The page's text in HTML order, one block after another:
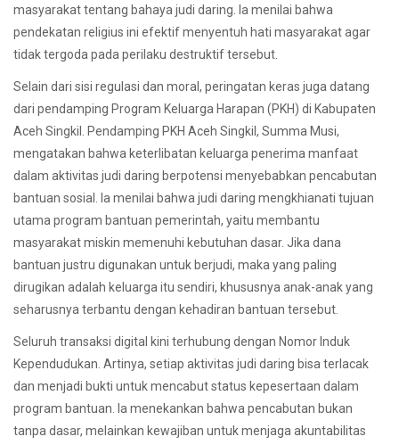
masyarakat tentang bahaya judi daring. Ia menilai bahwa
pendekatan religius ini efektif menyentuh hati masyarakat agar
tidak tergoda pada perilaku destruktif tersebut.
Selain dari sisi regulasi dan moral, peringatan keras juga datang
dari pendamping Program Keluarga Harapan (PKH) di Kabupaten
Aceh Singkil. Pendamping PKH Aceh Singkil, Summa Musi,
mengatakan bahwa keterlibatan keluarga penerima manfaat
dalam aktivitas judi daring berpotensi menyebabkan pencabutan
bantuan sosial. Ia menilai bahwa judi daring mengkhianati tujuan
utama program bantuan pemerintah, yaitu membantu
masyarakat miskin memenuhi kebutuhan dasar. Jika dana
bantuan justru digunakan untuk berjudi, maka yang paling
dirugikan adalah keluarga itu sendiri, khususnya anak-anak yang
seharusnya terbantu dengan kehadiran bantuan tersebut.
Seluruh transaksi digital kini terhubung dengan Nomor Induk
Kependudukan. Artinya, setiap aktivitas judi daring bisa terlacak
dan menjadi bukti untuk mencabut status kepesertaan dalam
program bantuan. Ia menekankan bahwa pencabutan bukan
tanpa dasar, melainkan kewajiban untuk menjaga akuntabilitas